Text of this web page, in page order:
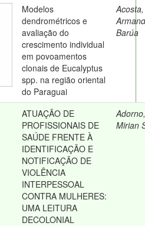
Modelos
dendrométricos e
avaliação do
crescimento individual
em povoamentos
clonais de Eucalyptus
spp. na região oriental
do Paraguai
Barúa
ATUAÇÃO DE
PROFISSIONAIS DE
SAÚDE FRENTE À
IDENTIFICAÇÃO E
NOTIFICAÇÃO DE
VIOLÊNCIA
INTERPESSOAL
CONTRA MULHERES:
UMA LEITURA
DECOLONIAL
Adorno,
Mirian